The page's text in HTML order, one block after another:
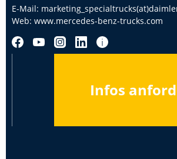
E-Mail:
Web: www.mercedes-benz-trucks.com
Infos